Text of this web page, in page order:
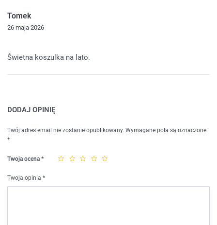
Tomek
26 maja 2026
Świetna koszulka na lato.
DODAJ OPINIĘ
Twój adres email nie zostanie opublikowany. Wymagane pola są oznaczone
*
Twoja ocena *
Twoja opinia *